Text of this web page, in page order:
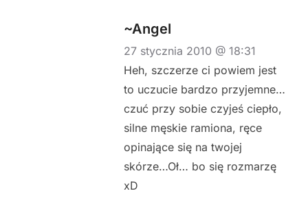
~Angel
27 stycznia 2010 @ 18:31
Heh, szczerze ci powiem jest
to uczucie bardzo przyjemne…
czuć przy sobie czyjeś ciepło,
silne męskie ramiona, ręce
opinające się na twojej
skórze…Oł… bo się rozmarzę
xD